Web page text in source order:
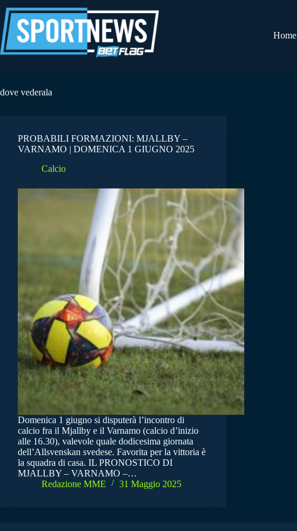
al
contenuto
Home
dove vederala
PROBABILI FORMAZIONI: MJALLBY –
VARNAMO | DOMENICA 1 GIUGNO 2025
Calcio
Domenica 1 giugno si disputerà l’incontro di
calcio fra il Mjallby e il Varnamo (calcio d’inizio
alle 16.30), valevole quale dodicesima giornata
dell’Allsvenskan svedese. Favorita per la vittoria è
la squadra di casa. IL PRONOSTICO DI
MJALLBY – VARNAMO –…
Redazione MME
31 Maggio 2025